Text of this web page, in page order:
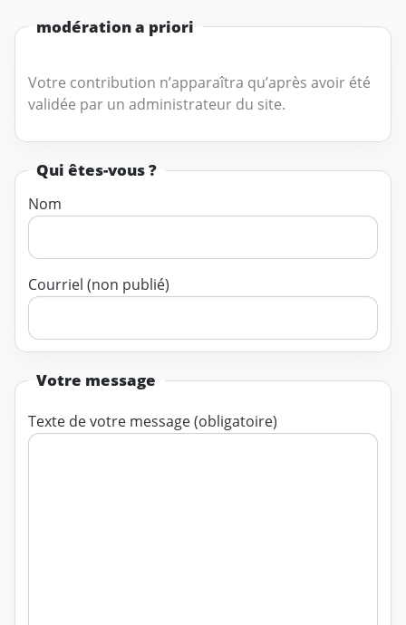
modération a priori
Votre contribution n’apparaîtra qu’après avoir été
validée par un administrateur du site.
Qui êtes-vous ?
Nom
Courriel (non publié)
Votre message
Texte de votre message (obligatoire)